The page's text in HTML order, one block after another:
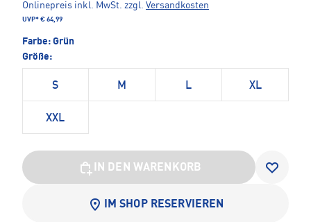
Onlinepreis inkl. MwSt. zzgl. Versandkosten
UVP* € 64,99
Farbe: Grün
Größe:
S M L XL
XXL
IN DEN WARENKORB
IM SHOP RESERVIEREN